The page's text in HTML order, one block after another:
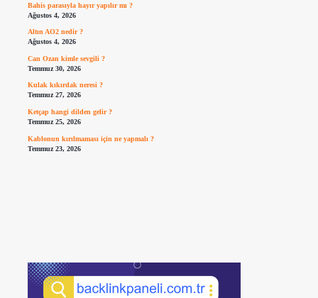
Bahis parasıyla hayır yapılır mı ?
Ağustos 4, 2026
Altın AO2 nedir ?
Ağustos 4, 2026
Can Ozan kimle sevgili ?
Temmuz 30, 2026
Kulak kıkırdak neresi ?
Temmuz 27, 2026
Ketçap hangi dilden gelir ?
Temmuz 25, 2026
Kablonun kırılmaması için ne yapmalı ?
Temmuz 23, 2026